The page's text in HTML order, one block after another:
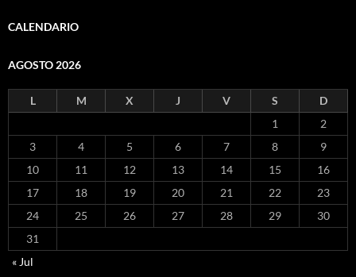
CALENDARIO
AGOSTO 2026
L M X J V S
D
1
2
3
4 5 6 7 8
9
10
11 12 13 14 15
16
17
18 19 20 21 22
23
24
25 26 27 28 29
30
31
« Jul